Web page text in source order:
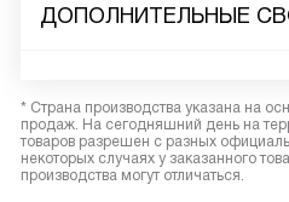
ДОПОЛНИТЕЛЬНЫЕ
* Страна производства указана на
продаж. На сегодняшний день на
товаров разрешен с разных
некоторых случаях у заказанного
производства могут отличаться.